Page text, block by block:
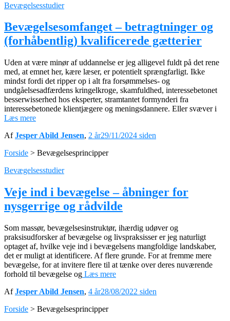
Bevægelsesstudier
Bevægelsesomfanget – betragtninger og
(forhåbentlig) kvalificerede gætterier
Uden at være minør af uddannelse er jeg alligevel fuldt på det rene
med, at emnet her, kære læser, er potentielt sprængfarligt. Ikke
mindst fordi det ripper op i alt fra forsømmelses- og
undgåelsesadfærdens kringelkroge, skamfuldhed, interessebetonet
besserwisserhed hos eksperter, stramtantet formynderi fra
interessebetonede klientjægere og meningsdannere. Eller svæver i
Læs mere
AfJesper Abild Jensen, 2 år29/11/2024 siden
Forside > Bevægelsesprincipper
Bevægelsesstudier
Veje ind i bevægelse – åbninger for
nysgerrige og rådvilde
Som massør, bevægelsesinstruktør, ihærdig udøver og
praksisudforsker af bevægelse og livspraksisser er jeg naturligt
optaget af, hvilke veje ind i bevægelsens mangfoldige landskaber,
det er muligt at identificere. Af flere grunde. For at fremme mere
bevægelse, for at invitere flere til at tænke over deres nuværende
forhold til bevægelse og Læs mere
AfJesper Abild Jensen, 4 år28/08/2022 siden
Forside > Bevægelsesprincipper